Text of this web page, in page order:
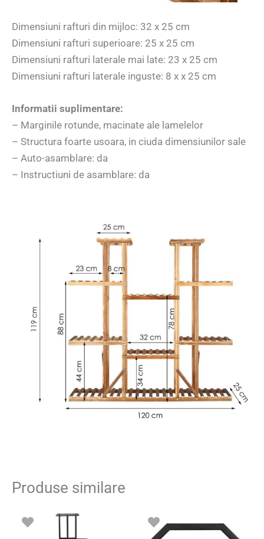
Dimensiuni rafturi din mijloc: 32 x 25 cm
Dimensiuni rafturi superioare: 25 x 25 cm
Dimensiuni rafturi laterale mai late: 23 x 25 cm
Dimensiuni rafturi laterale inguste: 8 x x 25 cm
Informatii suplimentare:
– Marginile rotunde, macinate ale lamelelor
– Structura foarte usoara, in ciuda dimensiunilor sale
– Auto-asamblare: da
– Instructiuni de asamblare: da
Produse similare